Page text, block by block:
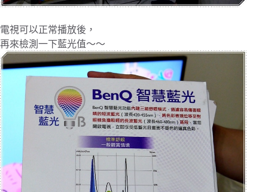
電視可以正常播放後，
再來檢測一下藍光值～～